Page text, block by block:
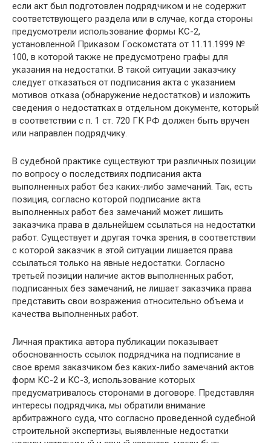
если акт был подготовлен подрядчиком и не содержит
соответствующего раздела или в случае, когда стороны
предусмотрели использование формы КС-2,
установленной Приказом Госкомстата от 11.11.1999 №
100, в которой также не предусмотрено графы для
указания на недостатки. В такой ситуации заказчику
следует отказаться от подписания акта с указанием
мотивов отказа (обнаружение недостатков) и изложить
сведения о недостатках в отдельном документе, который
в соответствии с п. 1 ст. 720 ГК РФ должен быть вручен
или направлен подрядчику.
В судебной практике существуют три различных позиции
по вопросу о последствиях подписания акта
выполненных работ без каких-либо замечаний. Так, есть
позиция, согласно которой подписание акта
выполненных работ без замечаний может лишить
заказчика права в дальнейшем ссылаться на недостатки
работ. Существует и другая точка зрения, в соответствии
с которой заказчик в этой ситуации лишается права
ссылаться только на явные недостатки. Согласно
третьей позиции наличие актов выполненных работ,
подписанных без замечаний, не лишает заказчика права
представить свои возражения относительно объема и
качества выполненных работ.
Личная практика автора публикации показывает
обоснованность ссылок подрядчика на подписание в
свое время заказчиком без каких-либо замечаний актов
форм КС-2 и КС-3, использование которых
предусматривалось сторонами в договоре. Представляя
интересы подрядчика, мы обратили внимание
арбитражного суда, что согласно проведенной судебной
строительной экспертизы, выявленные недостатки